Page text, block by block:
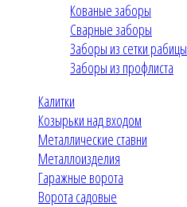
Кованые заборы
Сварные заборы
Заборы из сетки рабицы
Заборы из профлиста
Калитки
Козырьки над входом
Металлические ставни
Металлоизделия
Гаражные ворота
Ворота садовые